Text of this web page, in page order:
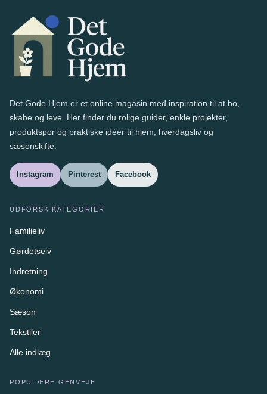
Det Gode Hjem er et online magasin med inspiration til at bo,
skabe og leve. Her finder du rolige guider, enkle projekter,
produktspor og praktiske idéer til hjem, hverdagsliv og
sæsonskifte.
Instagram Pinterest Facebook
UDFORSK KATEGORIER
Familieliv
Gørdetselv
Indretning
Økonomi
Sæson
Tekstiler
Alle indlæg
POPULÆRE GENVEJE